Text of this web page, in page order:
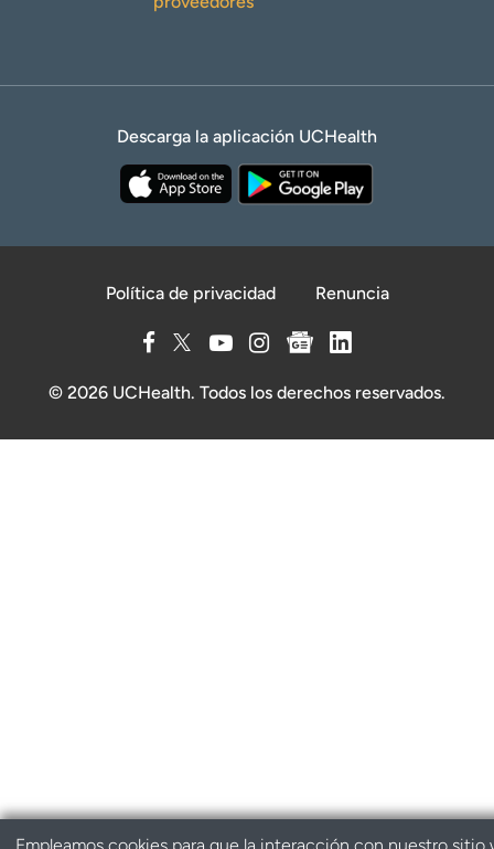
Descarga la aplicación UCHealth
Política de privacidad Renuncia
© 2026 UCHealth. Todos los derechos reservados.